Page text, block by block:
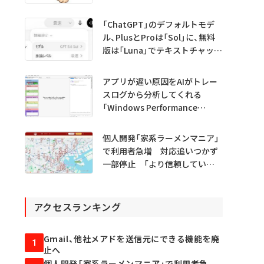
「ChatGPT」のデフォルトモデ
ル、PlusとProは「Sol」に、無料
版は「Luna」でテキストチャット
アプリが遅い原因をAIがトレー
スログから分析してくれる
「Windows Performance
プレビュー公開
個人開発「家系ラーメンマニア」
で利用者急増 対応追いつかず
一部停止 「より信頼していた
アクセスランキング
1
Gmail、他社メアドを送信元にできる機能を廃
止へ